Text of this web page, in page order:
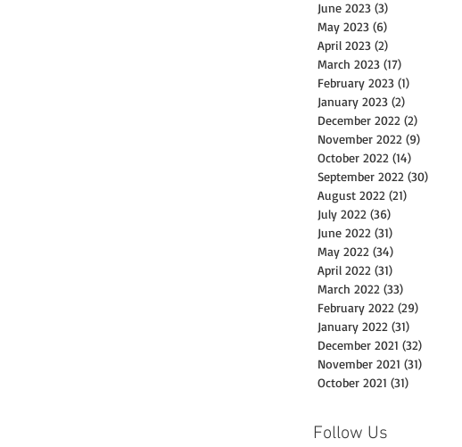
June 2023 (3)
May 2023 (6)
April 2023 (2)
March 2023 (17)
February 2023 (1)
January 2023 (2)
December 2022 (2)
November 2022 (9)
October 2022 (14)
September 2022 (30)
August 2022 (21)
July 2022 (36)
June 2022 (31)
May 2022 (34)
April 2022 (31)
March 2022 (33)
February 2022 (29)
January 2022 (31)
December 2021 (32)
November 2021 (31)
October 2021 (31)
Follow Us